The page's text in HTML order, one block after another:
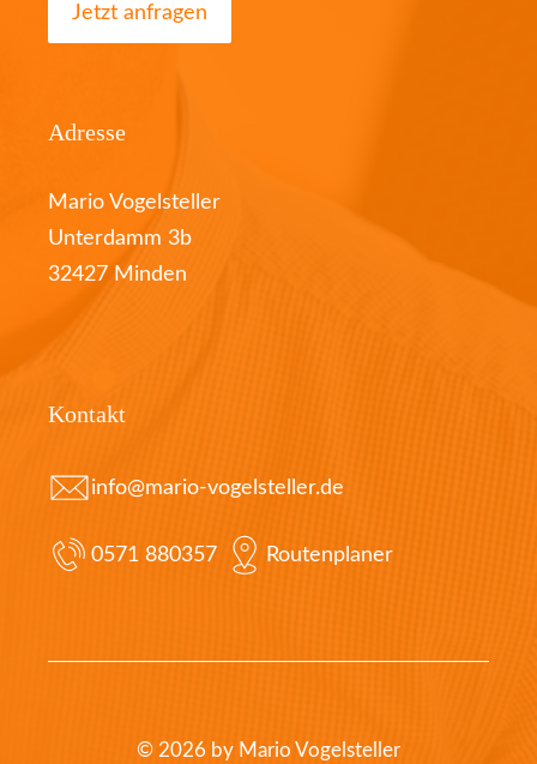
Jetzt anfragen
Adresse
Mario Vogelsteller
Unterdamm 3b
32427 Minden
Kontakt
info@mario-vogelsteller.de
0571 880357 Routenplaner
© 2026 by Mario Vogelsteller